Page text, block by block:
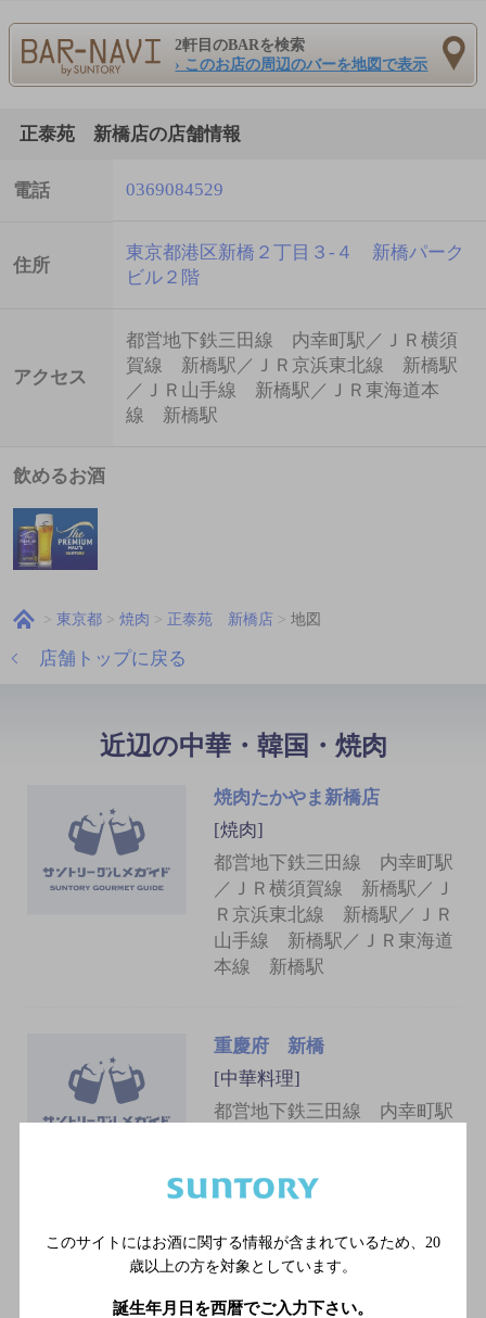
2軒目のBARを検索
› このお店の周辺のバーを地図で表示
正泰苑 新橋店の店舗情報
電話 0369084529
住所
東京都港区新橋２丁目３-４ 新橋パーク
ビル２階
アクセス
都営地下鉄三田線 内幸町駅／ＪＲ横須
賀線 新橋駅／ＪＲ京浜東北線 新橋駅
／ＪＲ山手線 新橋駅／ＪＲ東海道本
線 新橋駅
飲めるお酒
東京都 焼肉 正泰苑 新橋店 地図
店舗トップに戻る
近辺の中華・韓国・焼肉
焼肉たかやま新橋店
[焼肉]
都営地下鉄三田線 内幸町駅
／ＪＲ横須賀線 新橋駅／Ｊ
Ｒ京浜東北線 新橋駅／ＪＲ
山手線 新橋駅／ＪＲ東海道
本線 新橋駅
重慶府 新橋
[中華料理]
都営地下鉄三田線 内幸町駅
山手線 新橋駅／ＪＲ東海道
このサイトにはお酒に関する情報が含まれているため、 20
歳以上の方を対象としています。
誕生年月日を西暦でご入力下さい。